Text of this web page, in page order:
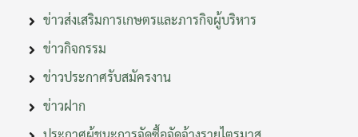
ข่าวส่งเสริมการเกษตรและภารกิจผู้บริหาร
ข่าวกิจกรรม
ข่าวประกาศรับสมัครงาน
ข่าวฝาก